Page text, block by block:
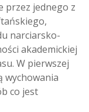
przez jednego z
narciarsko-
akademickiej
W pierwszej
wychowania
co jest